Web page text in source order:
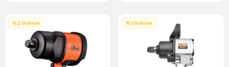
%2İndirim %1 İndirim